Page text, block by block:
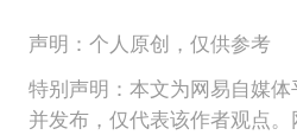
声明：个人原创，仅供参考
特别声明：本文为网易自媒体
并发布，仅代表该作者观点